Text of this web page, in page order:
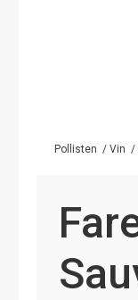
Pollisten / Vin /